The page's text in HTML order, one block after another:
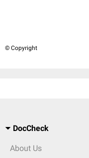
© Copyright
DocCheck
About Us